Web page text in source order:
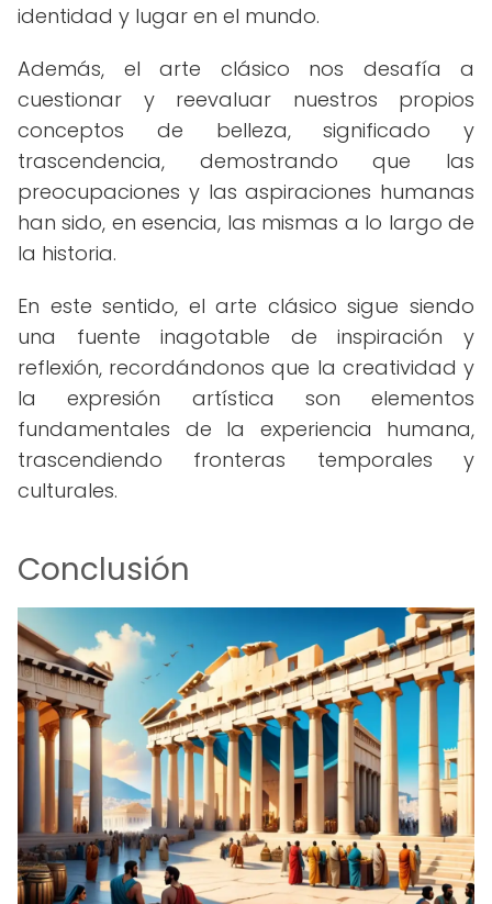
identidad y lugar en el mundo.
Además, el arte clásico nos desafía a
cuestionar y reevaluar nuestros propios
conceptos de belleza, significado y
trascendencia, demostrando que las
preocupaciones y las aspiraciones humanas
han sido, en esencia, las mismas a lo largo de
la historia.
En este sentido, el arte clásico sigue siendo
una fuente inagotable de inspiración y
reflexión, recordándonos que la creatividad y
la expresión artística son elementos
fundamentales de la experiencia humana,
trascendiendo fronteras temporales y
culturales.
Conclusión